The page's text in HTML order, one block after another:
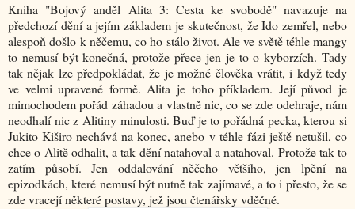
Kniha "Bojový anděl Alita 3: Cesta ke svobodě" navazuje na
předchozí dění a jejím základem je skutečnost, že Ido zemřel, nebo
alespoň došlo k něčemu, co ho stálo život. Ale ve světě téhle mangy
to nemusí být konečná, protože přece jen je to o kyborzích. Tady
tak nějak lze předpokládat, že je možné člověka vrátit, i když tedy
ve velmi upravené formě. Alita je toho příkladem. Její původ je
mimochodem pořád záhadou a vlastně nic, co se zde odehraje, nám
neodhalí nic z Alitiny minulosti. Buď je to pořádná pecka, kterou si
Jukito Kiširo nechává na konec, anebo v téhle fázi ještě netušil, co
chce o Alitě odhalit, a tak dění natahoval a natahoval. Protože tak to
zatím působí. Jen oddalování něčeho většího, jen lpění na
epizodkách, které nemusí být nutně tak zajímavé, a to i přesto, že se
zde vracejí některé postavy, jež jsou čtenářsky vděčné.